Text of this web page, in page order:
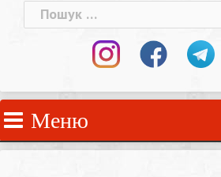
Пошук:
Меню